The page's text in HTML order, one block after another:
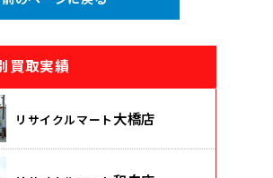
買取実績
リサイクルマート 大橋店